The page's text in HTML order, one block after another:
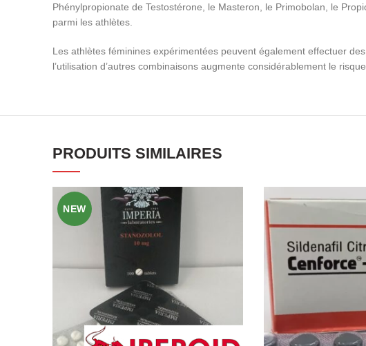
Phénylpropionate de Testostérone, le Masteron, le Primobolan, le
parmi les athlètes.
Les athlètes féminines expérimentées peuvent également effectuer
l’utilisation d’autres combinaisons augmente considérablement le
PRODUITS SIMILAIRES
NEW